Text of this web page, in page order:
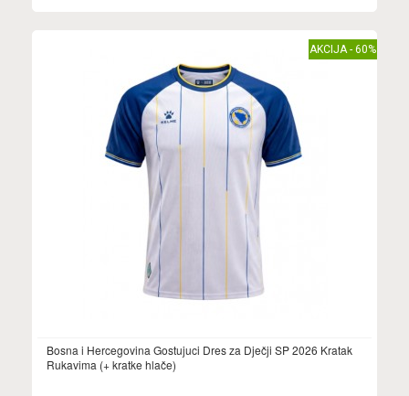
AKCIJA - 60%
Bosna i Hercegovina Gostujuci Dres za Dječji SP 2026 Kratak
Rukavima (+ kratke hlače)